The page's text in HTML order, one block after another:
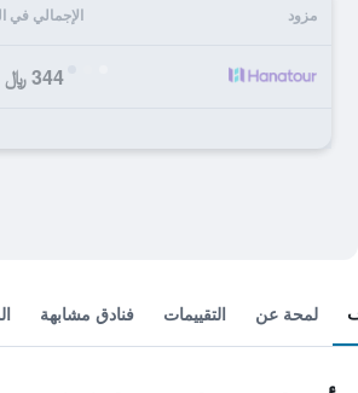
مزود الإجمالي في
344 ﷼
لمحة عن التقييمات فنادق مشابهة